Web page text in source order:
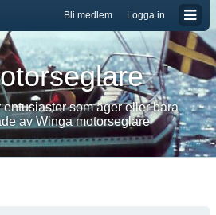
Logga in
Bli medlem
entusiaster som äger eller bara
av Winga motorseglare